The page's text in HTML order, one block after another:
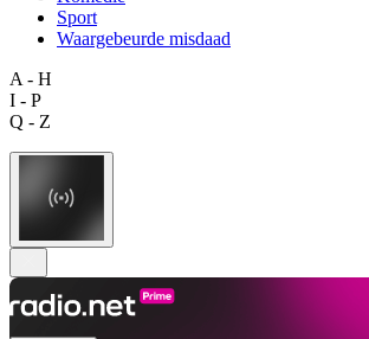
Sport
Waargebeurde misdaad
A - H
I - P
Q - Z